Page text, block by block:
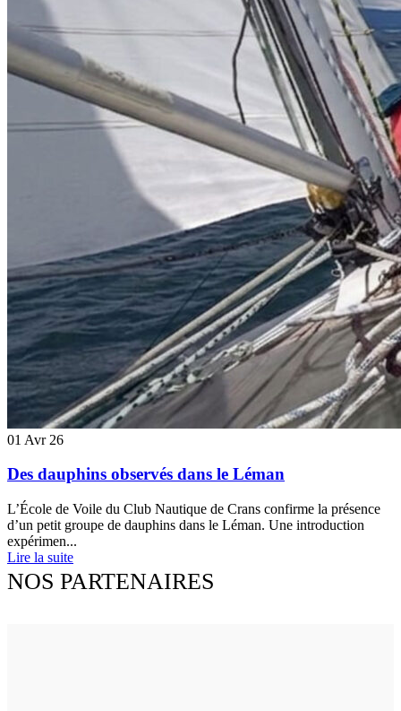
01 Avr 26
Des dauphins observés dans le Léman
L’École de Voile du Club Nautique de Crans confirme la présence
d’un petit groupe de dauphins dans le Léman. Une introduction
expérimen...
Lire la suite
NOS PARTENAIRES